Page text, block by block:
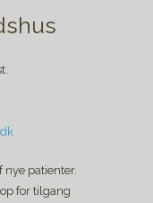
nye patienter.
for tilgang